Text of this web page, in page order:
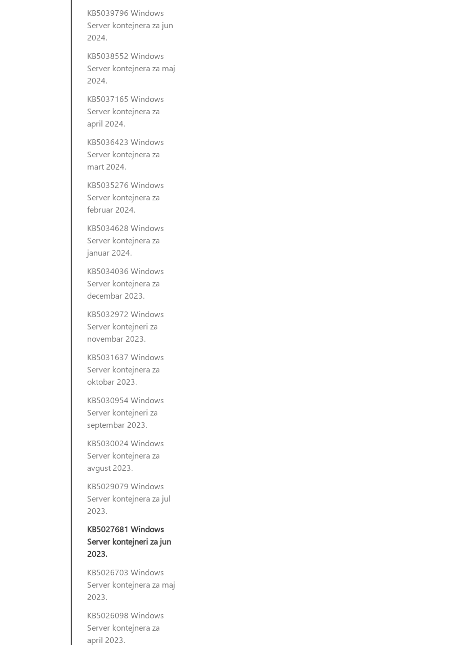
KB5039796 Windows
Server kontejnera za jun
2024.
KB5038552 Windows
Server kontejnera za maj
2024.
KB5037165 Windows
Server kontejnera za
april 2024.
KB5036423 Windows
Server kontejnera za
mart 2024.
KB5035276 Windows
Server kontejnera za
februar 2024.
KB5034628 Windows
Server kontejnera za
januar 2024.
KB5034036 Windows
Server kontejnera za
decembar 2023.
KB5032972 Windows
Server kontejneri za
novembar 2023.
KB5031637 Windows
Server kontejnera za
oktobar 2023.
KB5030954 Windows
Server kontejneri za
septembar 2023.
KB5030024 Windows
Server kontejnera za
avgust 2023.
KB5029079 Windows
Server kontejnera za jul
2023.
KB5027681 Windows
Server kontejneri za jun
2023.
KB5026703 Windows
Server kontejnera za maj
2023.
KB5026098 Windows
Server kontejnera za
april 2023.